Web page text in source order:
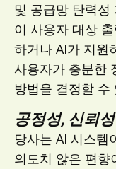
및 공급망 탄력성
이 사용자 대상
하거나 AI가 지원
사용자가 충분한
방법을 결정할 수
공정성, 신뢰
당사는 AI 시스템
의도치 않은 편향